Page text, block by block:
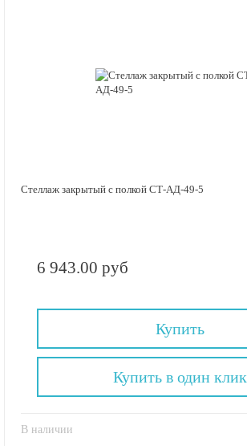
Стеллаж закрытый с полкой СТ-АД-49-5
6 943.00 руб
Купить
В наличии
Купить в один клик